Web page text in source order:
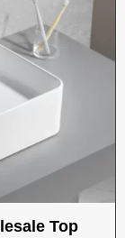
Top